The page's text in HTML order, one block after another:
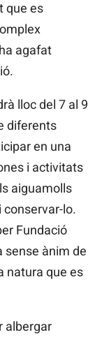
que es
agafat
lloc del 7 al 9
diferents
en una
i activitats
aiguamolls
conservar-lo.
Fundació
sense ànim de
natura que es
albergar